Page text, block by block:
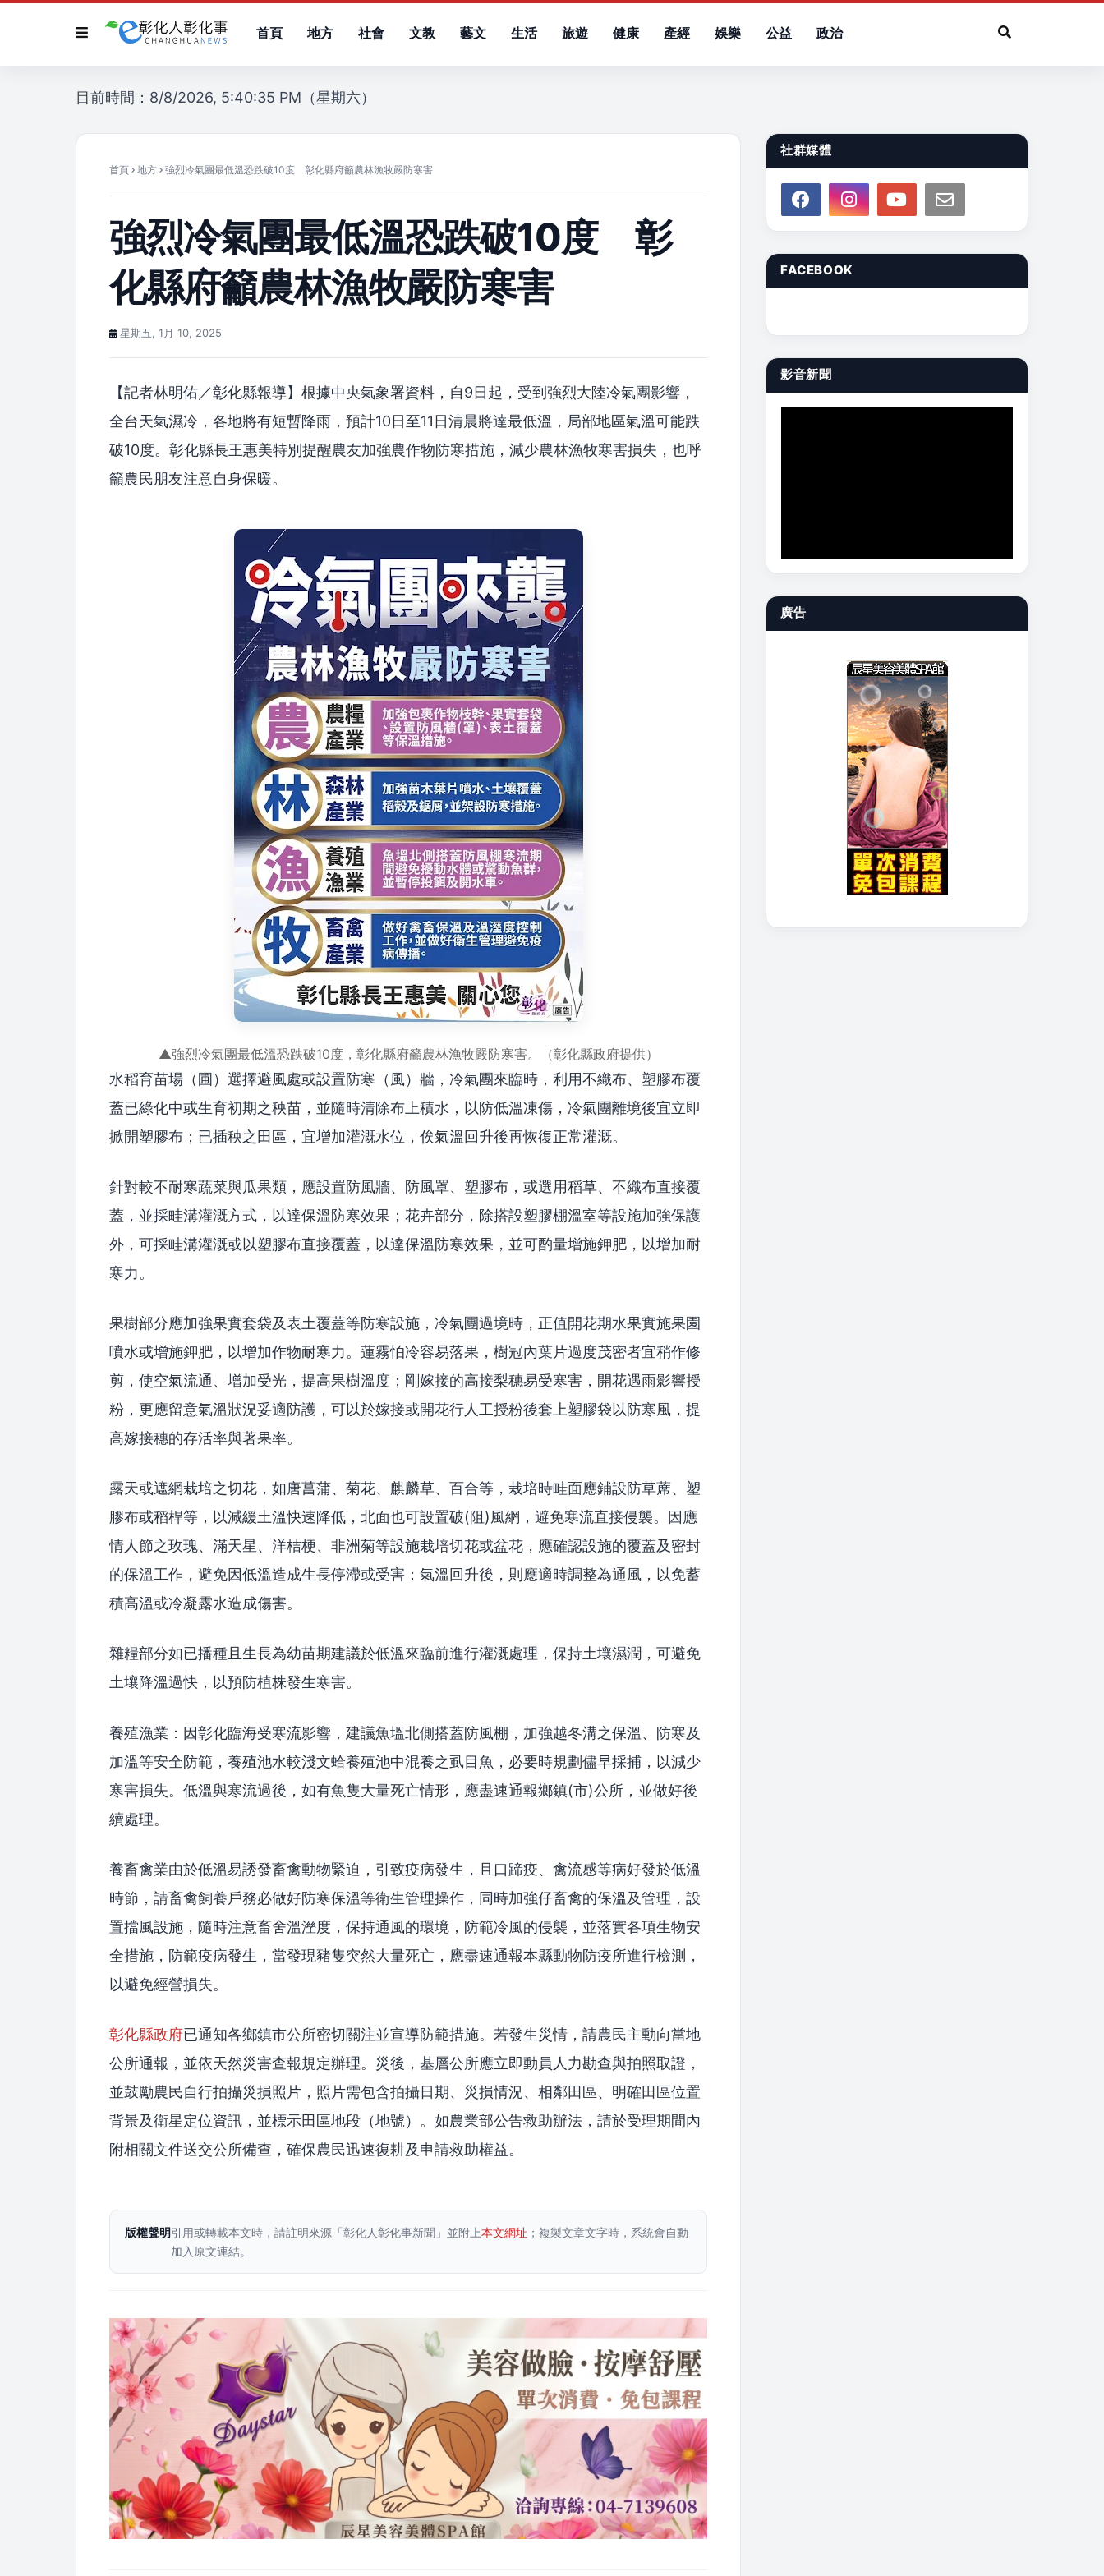
首頁 地方 社會 文教 藝文 生活 旅遊 健康 產經 娛樂 公益 政治
目前時間：8/8/2026, 5:40:35 PM（星期六）
首頁 地方 強烈冷氣團最低溫恐跌破10度 彰化縣府籲農林漁牧嚴防寒害
強烈冷氣團最低溫恐跌破10度 彰
化縣府籲農林漁牧嚴防寒害
星期五, 1月 10, 2025
【記者林明佑／彰化縣報導】根據中央氣象署資料，自9日起，受到強烈大陸冷氣團影響，
全台天氣濕冷，各地將有短暫降雨，預計10日至11日清晨將達最低溫，局部地區氣溫可能跌
破10度。彰化縣長王惠美特別提醒農友加強農作物防寒措施，減少農林漁牧寒害損失，也呼
籲農民朋友注意自身保暖。
▲強烈冷氣團最低溫恐跌破10度，彰化縣府籲農林漁牧嚴防寒害。（彰化縣政府提供）
水稻育苗場（圃）選擇避風處或設置防寒（風）牆，冷氣團來臨時，利用不織布、塑膠布覆
蓋已綠化中或生育初期之秧苗，並隨時清除布上積水，以防低溫凍傷，冷氣團離境後宜立即
掀開塑膠布；已插秧之田區，宜增加灌溉水位，俟氣溫回升後再恢復正常灌溉。
針對較不耐寒蔬菜與瓜果類，應設置防風牆、防風罩、塑膠布，或選用稻草、不織布直接覆
蓋，並採畦溝灌溉方式，以達保溫防寒效果；花卉部分，除搭設塑膠棚溫室等設施加強保護
外，可採畦溝灌溉或以塑膠布直接覆蓋，以達保溫防寒效果，並可酌量增施鉀肥，以增加耐
寒力。
果樹部分應加強果實套袋及表土覆蓋等防寒設施，冷氣團過境時，正值開花期水果實施果園
噴水或增施鉀肥，以增加作物耐寒力。蓮霧怕冷容易落果，樹冠內葉片過度茂密者宜稍作修
剪，使空氣流通、增加受光，提高果樹溫度；剛嫁接的高接梨穗易受寒害，開花遇雨影響授
粉，更應留意氣溫狀況妥適防護，可以於嫁接或開花行人工授粉後套上塑膠袋以防寒風，提
高嫁接穗的存活率與著果率。
露天或遮網栽培之切花，如唐菖蒲、菊花、麒麟草、百合等，栽培時畦面應鋪設防草蓆、塑
膠布或稻桿等，以減緩土溫快速降低，北面也可設置破(阻)風網，避免寒流直接侵襲。因應
情人節之玫瑰、滿天星、洋桔梗、非洲菊等設施栽培切花或盆花，應確認設施的覆蓋及密封
的保溫工作，避免因低溫造成生長停滯或受害；氣溫回升後，則應適時調整為通風，以免蓄
積高溫或冷凝露水造成傷害。
雜糧部分如已播種且生長為幼苗期建議於低溫來臨前進行灌溉處理，保持土壤濕潤，可避免
土壤降溫過快，以預防植株發生寒害。
養殖漁業：因彰化臨海受寒流影響，建議魚塭北側搭蓋防風棚，加強越冬溝之保溫、防寒及
加溫等安全防範，養殖池水較淺文蛤養殖池中混養之虱目魚，必要時規劃儘早採捕，以減少
寒害損失。低溫與寒流過後，如有魚隻大量死亡情形，應盡速通報鄉鎮(市)公所，並做好後
續處理。
養畜禽業由於低溫易誘發畜禽動物緊迫，引致疫病發生，且口蹄疫、禽流感等病好發於低溫
時節，請畜禽飼養戶務必做好防寒保溫等衛生管理操作，同時加強仔畜禽的保溫及管理，設
置擋風設施，隨時注意畜舍溫溼度，保持通風的環境，防範冷風的侵襲，並落實各項生物安
全措施，防範疫病發生，當發現豬隻突然大量死亡，應盡速通報本縣動物防疫所進行檢測，
以避免經營損失。
彰化縣政府已通知各鄉鎮市公所密切關注並宣導防範措施。若發生災情，請農民主動向當地
公所通報，並依天然災害查報規定辦理。災後，基層公所應立即動員人力勘查與拍照取證，
並鼓勵農民自行拍攝災損照片，照片需包含拍攝日期、災損情況、相鄰田區、明確田區位置
背景及衛星定位資訊，並標示田區地段（地號）。如農業部公告救助辦法，請於受理期間內
附相關文件送交公所備查，確保農民迅速復耕及申請救助權益。
版權聲明引用或轉載本文時，請註明來源「彰化人彰化事新聞」並附上本文網址 ；複製文章文字時，系統會自動
加入原文連結。
社群媒體
FACEBOOK
影音新聞
廣告